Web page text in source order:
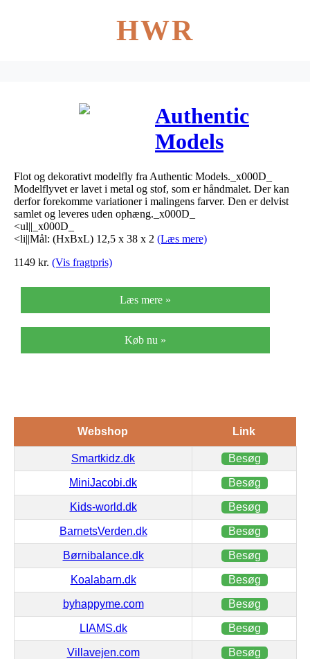
HWR
Authentic
Models
Flyvemaskine
– Sopwith
Camel (small)
Flot og dekorativt modelfly fra Authentic Models._x000D_
Modelflyvet er lavet i metal og stof, som er håndmalet. Der kan
derfor forekomme variationer i malingens farver. Den er delvist
samlet og leveres uden ophæng._x000D_
<ul||_x000D_
<li||Mål: (HxBxL) 12,5 x 38 x 2 (Læs mere)
1149 kr. (Vis fragtpris)
Læs mere »
Køb nu »
Webshop Link
Smartkidz.dk Besøg
MiniJacobi.dk Besøg
Kids-world.dk Besøg
BarnetsVerden.dk Besøg
Børnibalance.dk Besøg
Koalabarn.dk Besøg
byhappyme.com Besøg
LIAMS.dk Besøg
Villavejen.com Besøg